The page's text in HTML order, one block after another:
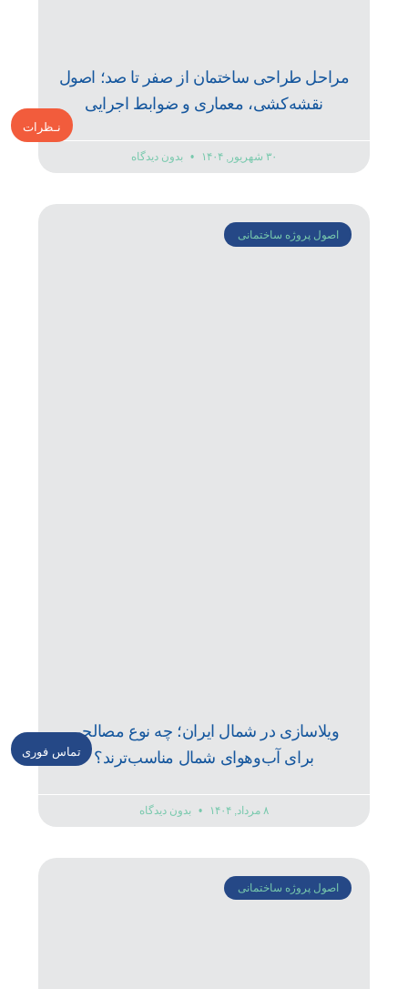
تماس فوری
نـظرات
مراحل طراحی ساختمان از صفر تا صد؛ اصول
نقشه‌کشی، معماری و ضوابط اجرایی
۳۰ شهریور, ۱۴۰۴ بدون دیدگاه
اصول پروژه ساختمانی
ویلاسازی در شمال ایران؛ چه نوع مصالحی
برای آب‌وهوای شمال مناسب‌ترند؟
۸ مرداد, ۱۴۰۴ بدون دیدگاه
اصول پروژه ساختمانی